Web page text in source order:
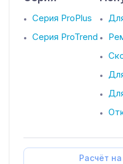
Серия ProPlus
Серия ProTrend
Расчёт